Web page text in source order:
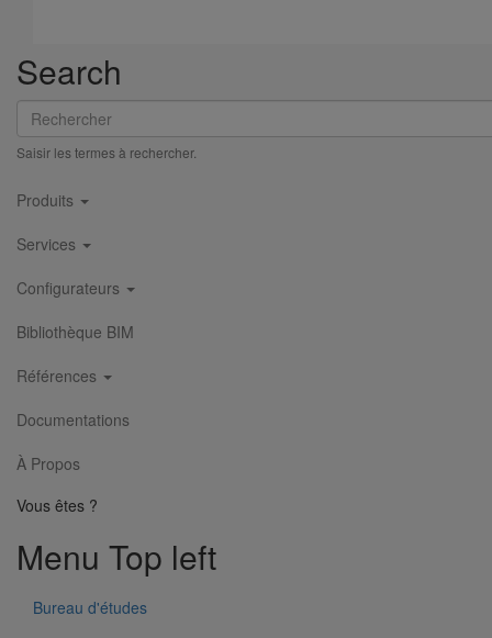
Search
Rechercher
Saisir les termes à rechercher.
Main
navigation
Produits
Services
Configurateurs
Bibliothèque BIM
Références
Documentations
À Propos
Vous êtes ?
Menu Top left
Bureau d'études
Piquage type collier de prise en charge Pt bossage ELIXAIR
En savoir plus